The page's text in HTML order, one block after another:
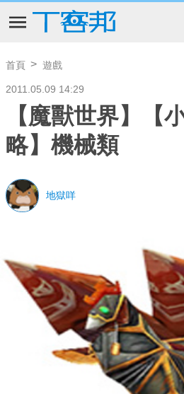
首頁 遊戲
2011.05.09 14:29
【魔獸世界】【
略】機械類
地獄咩